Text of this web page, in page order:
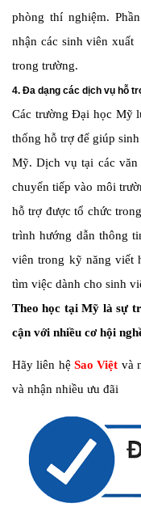
phòng thí nghiệm.
nhận các sinh viên xuất
trong trường.
4. Đa dạng các dịch vụ hỗ
Các trường Đại học Mỹ
thống hỗ trợ để giúp
Mỹ. Dịch vụ tại các
chuyển tiếp vào môi
hỗ trợ được tổ chức
trình hướng dẫn thông
viên trong kỹ năng viết
tìm việc dành cho sinh
Theo học tại Mỹ là sự
cận với nhiều cơ hội
Hãy liên hệ Sao Việt và
và nhận nhiều ưu đãi